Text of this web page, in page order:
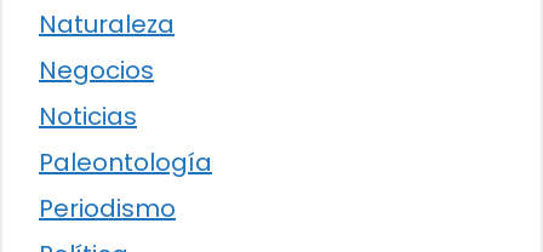
Naturaleza
Negocios
Noticias
Paleontología
Periodismo